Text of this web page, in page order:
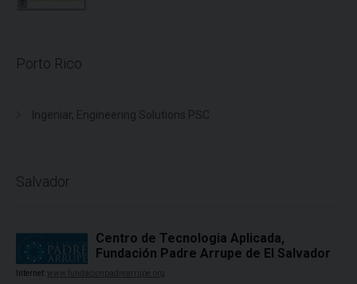
Porto Rico
Ingeniar, Engineering Solutions PSC
Salvador
Centro de Tecnologia Aplicada,
Fundación Padre Arrupe de El Salvador
Internet: www.fundacionpadrearrupe.org